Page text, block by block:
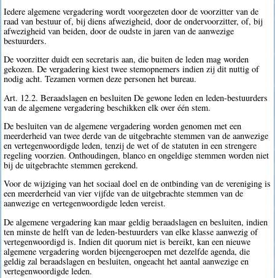
Iedere algemene vergadering wordt voorgezeten door de voorzitter van de
raad van bestuur of, bij diens afwezigheid, door de ondervoorzitter, of, bij
afwezigheid van beiden, door de oudste in jaren van de aanwezige
bestuurders.
De voorzitter duidt een secretaris aan, die buiten de leden mag worden
gekozen. De vergadering kiest twee stemopnemers indien zij dit nuttig of
nodig acht. Tezamen vormen deze personen het bureau.
Art. 12.2. Beraadslagen en besluiten De gewone leden en leden-bestuurders
van de algemene vergadering beschikken elk over één stem.
De besluiten van de algemene vergadering worden genomen met een
meerderheid van twee derde van de uitgebrachte stemmen van de aanwezige
en vertegenwoordigde leden, tenzij de wet of de statuten in een strengere
regeling voorzien. Onthoudingen, blanco en ongeldige stemmen worden niet
bij de uitgebrachte stemmen gerekend.
Voor de wijziging van het sociaal doel en de ontbinding van de vereniging is
een meerderheid van vier vijfde van de uitgebrachte stemmen van de
aanwezige en vertegenwoordigde leden vereist.
De algemene vergadering kan maar geldig beraadslagen en besluiten, indien
ten minste de helft van de leden-bestuurders van elke klasse aanwezig of
vertegenwoordigd is. Indien dit quorum niet is bereikt, kan een nieuwe
algemene vergadering worden bijeengeroepen met dezelfde agenda, die
geldig zal beraadslagen en besluiten, ongeacht het aantal aanwezige en
vertegenwoordigde leden.